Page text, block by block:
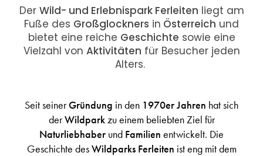
Der Wild- und Erlebnispark Ferleiten liegt am
Fuße des Großglockners in Österreich und
bietet eine reiche Geschichte sowie eine
Vielzahl von Aktivitäten für Besucher jeden
Alters.
Seit seinerGründung in den 1970er Jahren hat sich
derWildparkzu einem beliebten Ziel für
Naturliebhaber und Familien entwickelt. Die
Geschichte desWildparks Ferleiten ist eng mit dem